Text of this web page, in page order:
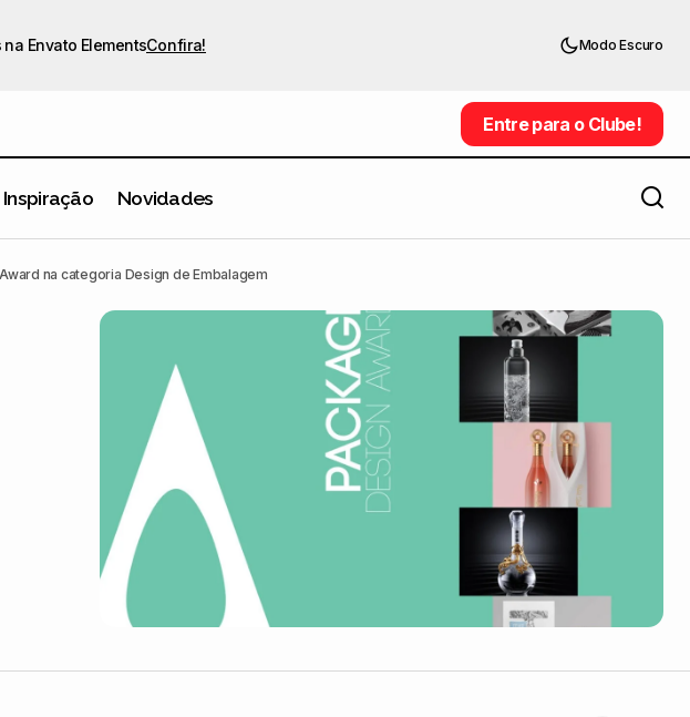
Envato ElementsConfira! Modo Escuro
Entre para o Clube!
Entre para o Clube!
Inspiração Novidades
na categoria Design de Embalagem
na categoria Design de Embalagem